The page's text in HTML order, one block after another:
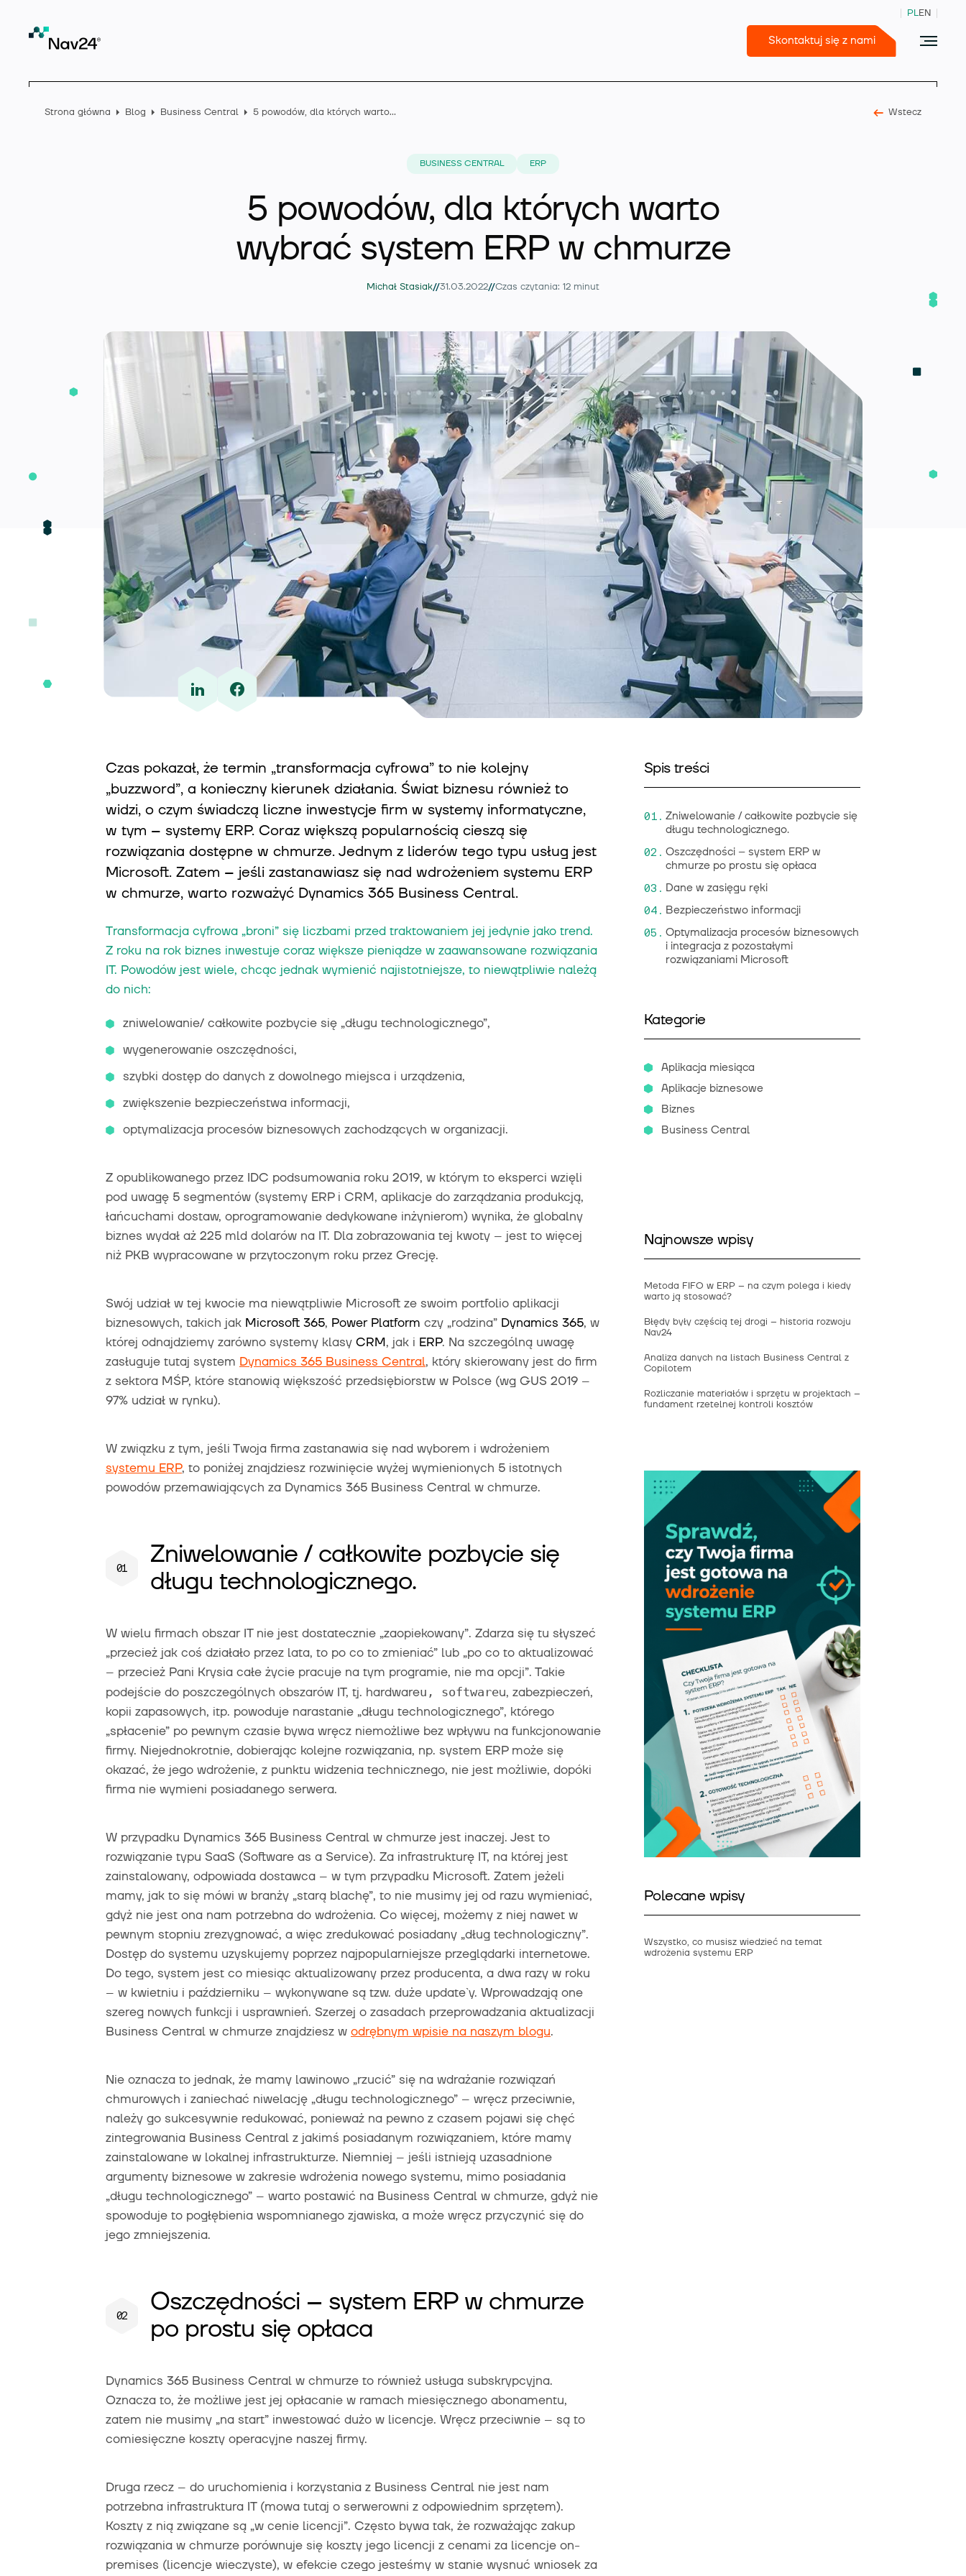
PLEN
Skontaktuj się z nami
Rozszerzenia
Usługi
Wiedza
O nas
Strona główna Blog Business Central 5 powodów, dla których warto wybrać system ERP w chmurze Wstecz
BUSINESS CENTRAL ERP
5 powodów, dla których warto
wybrać system ERP w chmurze
Michał Stasiak//31.03.2022//Czas czytania: 12 minut
Czas pokazał, że termin „transformacja cyfrowa” to nie kolejny
„buzzword”, a konieczny kierunek działania. Świat biznesu również to
widzi, o czym świadczą liczne inwestycje firm w systemy informatyczne,
w tym – systemy ERP. Coraz większą popularnością cieszą się
rozwiązania dostępne w chmurze. Jednym z liderów tego typu usług jest
Microsoft. Zatem – jeśli zastanawiasz się nad wdrożeniem systemu ERP
w chmurze, warto rozważyć Dynamics 365 Business Central.
Transformacja cyfrowa „broni” się liczbami przed traktowaniem jej jedynie jako trend.
Z roku na rok biznes inwestuje coraz większe pieniądze w zaawansowane rozwiązania
IT. Powodów jest wiele, chcąc jednak wymienić najistotniejsze, to niewątpliwie należą
do nich:
zniwelowanie/ całkowite pozbycie się „długu technologicznego”,
wygenerowanie oszczędności,
szybki dostęp do danych z dowolnego miejsca i urządzenia,
zwiększenie bezpieczeństwa informacji,
optymalizacja procesów biznesowych zachodzących w organizacji.
Z opublikowanego przez IDC podsumowania roku 2019, w którym to eksperci wzięli
pod uwagę 5 segmentów (systemy ERP i CRM, aplikacje do zarządzania produkcją,
łańcuchami dostaw, oprogramowanie dedykowane inżynierom) wynika, że globalny
biznes wydał aż 225 mld dolarów na IT. Dla zobrazowania tej kwoty – jest to więcej
niż PKB wypracowane w przytoczonym roku przez Grecję.
Swój udział w tej kwocie ma niewątpliwie Microsoft ze swoim portfolio aplikacji
biznesowych, takich jak Microsoft 365, Power Platform czy „rodzina” Dynamics 365, w
której odnajdziemy zarówno systemy klasy CRM, jak i ERP. Na szczególną uwagę
zasługuje tutaj system Dynamics 365 Business Central, który skierowany jest do firm
z sektora MŚP, które stanowią większość przedsiębiorstw w Polsce (wg GUS 2019 –
97% udział w rynku).
W związku z tym, jeśli Twoja firma zastanawia się nad wyborem i wdrożeniem
systemu ERP, to poniżej znajdziesz rozwinięcie wyżej wymienionych 5 istotnych
powodów przemawiających za Dynamics 365 Business Central w chmurze.
Zniwelowanie / całkowite pozbycie się
długu technologicznego.
W wielu firmach obszar IT nie jest dostatecznie „zaopiekowany”. Zdarza się tu słyszeć
„przecież jak coś działało przez lata, to po co to zmieniać” lub „po co to aktualizować
– przecież Pani Krysia całe życie pracuje na tym programie, nie ma opcji”. Takie
podejście do poszczególnych obszarów IT, tj. hardwareu, softwareu, zabezpieczeń,
kopii zapasowych, itp. powoduje narastanie „długu technologicznego”, którego
„spłacenie” po pewnym czasie bywa wręcz niemożliwe bez wpływu na funkcjonowanie
firmy. Niejednokrotnie, dobierając kolejne rozwiązania, np. system ERP może się
okazać, że jego wdrożenie, z punktu widzenia technicznego, nie jest możliwie, dopóki
firma nie wymieni posiadanego serwera.
W przypadku Dynamics 365 Business Central w chmurze jest inaczej. Jest to
rozwiązanie typu SaaS (Software as a Service). Za infrastrukturę IT, na której jest
zainstalowany, odpowiada dostawca – w tym przypadku Microsoft. Zatem jeżeli
mamy, jak to się mówi w branży „starą blachę”, to nie musimy jej od razu wymieniać,
gdyż nie jest ona nam potrzebna do wdrożenia. Co więcej, możemy z niej nawet w
pewnym stopniu zrezygnować, a więc zredukować posiadany „dług technologiczny”.
Dostęp do systemu uzyskujemy poprzez najpopularniejsze przeglądarki internetowe.
Do tego, system jest co miesiąc aktualizowany przez producenta, a dwa razy w roku
– w kwietniu i październiku – wykonywane są tzw. duże update`y. Wprowadzają one
szereg nowych funkcji i usprawnień. Szerzej o zasadach przeprowadzania aktualizacji
Business Central w chmurze znajdziesz w odrębnym wpisie na naszym blogu.
Nie oznacza to jednak, że mamy lawinowo „rzucić” się na wdrażanie rozwiązań
chmurowych i zaniechać niwelację „długu technologicznego” – wręcz przeciwnie,
należy go sukcesywnie redukować, ponieważ na pewno z czasem pojawi się chęć
zintegrowania Business Central z jakimś posiadanym rozwiązaniem, które mamy
zainstalowane w lokalnej infrastrukturze. Niemniej – jeśli istnieją uzasadnione
argumenty biznesowe w zakresie wdrożenia nowego systemu, mimo posiadania
„długu technologicznego” – warto postawić na Business Central w chmurze, gdyż nie
spowoduje to pogłębienia wspomnianego zjawiska, a może wręcz przyczynić się do
jego zmniejszenia.
Oszczędności – system ERP w chmurze
po prostu się opłaca
Dynamics 365 Business Central w chmurze to również usługa subskrypcyjna.
Oznacza to, że możliwe jest jej opłacanie w ramach miesięcznego abonamentu,
zatem nie musimy „na start” inwestować dużo w licencje. Wręcz przeciwnie – są to
comiesięczne koszty operacyjne naszej firmy.
Druga rzecz – do uruchomienia i korzystania z Business Central nie jest nam
potrzebna infrastruktura IT (mowa tutaj o serwerowni z odpowiednim sprzętem).
Koszty z nią związane są „w cenie licencji”. Często bywa tak, że rozważając zakup
rozwiązania w chmurze porównuje się koszty jego licencji z cenami za licencje on-
premises (licencje wieczyste), w efekcie czego jesteśmy w stanie wysnuć wniosek za
Spis treści
Zniwelowanie / całkowite pozbycie się
długu technologicznego.
Oszczędności – system ERP w
chmurze po prostu się opłaca
Dane w zasięgu ręki
Bezpieczeństwo informacji
Optymalizacja procesów biznesowych
i integracja z pozostałymi
rozwiązaniami Microsoft
Kategorie
Aplikacja miesiąca
Aplikacje biznesowe
Biznes
Business Central
Najnowsze wpisy
Metoda FIFO w ERP – na czym polega i kiedy
warto ją stosować?
Błędy były częścią tej drogi – historia rozwoju
Nav24
Analiza danych na listach Business Central z
Copilotem
Rozliczanie materiałów i sprzętu w projektach –
fundament rzetelnej kontroli kosztów
Polecane wpisy
Wszystko, co musisz wiedzieć na temat
wdrożenia systemu ERP